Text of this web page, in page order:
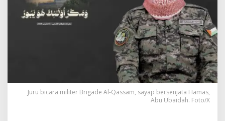
t
k
l
:
Juru bicara militer Brigade Al-Qassam, sayap bersenjata Hamas,
Abu Ubaidah. Foto/X